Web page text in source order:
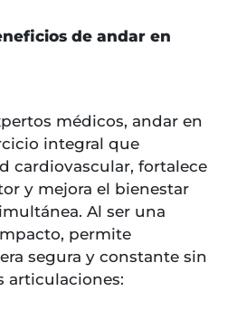
de andar en
médicos, andar en
integral que
cardiovascular, fortalece
y mejora el bienestar
Al ser una
permite
segura y constante sin
articulaciones: